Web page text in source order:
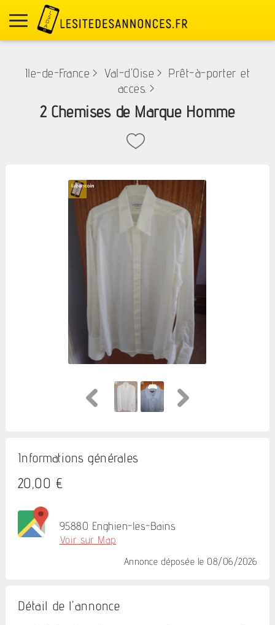
Ile-de-France > Val-d'Oise > Prêt-à-porter et
acces. >
2 Chemises de Marque Homme
Informations générales
20,00 €
95880 Enghien-les-Bains
Voir sur Map
Annonce déposée le 08/06/2026
Détail de l'annonce